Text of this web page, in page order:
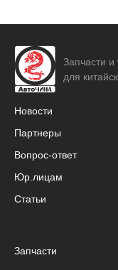
Запчасти и
для
Новости
Партнеры
Вопрос-ответ
Юр.лицам
Статьи
Запчасти